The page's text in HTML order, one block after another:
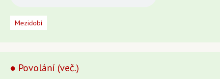
Mezidobí
● Povolání (več.)